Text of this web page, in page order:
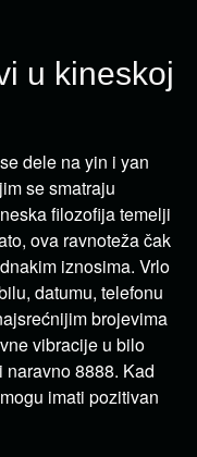
u kineskoj
dele na yin i yan
se smatraju
filozofija temelji
ova ravnoteža čak
iznosima. Vrlo
datumu, telefonu
brojevima
vibracije u bilo
8888. Kad
imati pozitivan